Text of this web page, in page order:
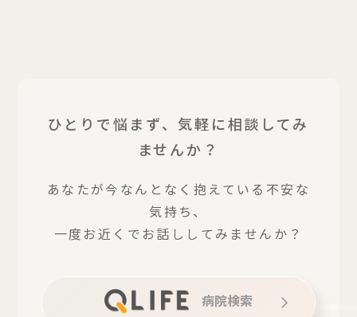
ひとりで悩まず、気軽に相談してみ
ませんか？
あなたが今なんとなく抱えている不安な
気持ち、
一度お近くでお話ししてみませんか？
病院検索